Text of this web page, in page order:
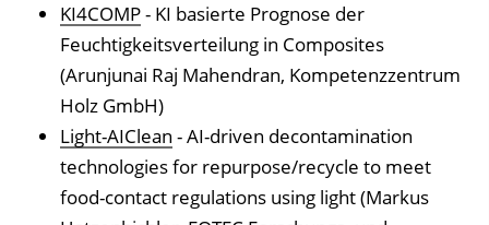
KI4COMP- KI basierte Prognose der
Feuchtigkeitsverteilung in Composites
(Arunjunai Raj Mahendran, Kompetenzzentrum
Holz GmbH)
Light-AIClean - AI-driven decontamination
technologies for repurpose/recycle to meet
food-contact regulations using light (Markus